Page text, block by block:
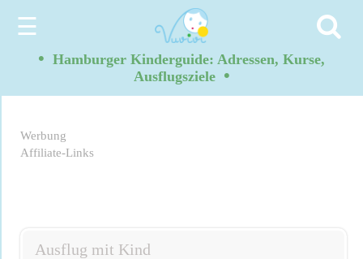
☰
• Hamburger Kinderguide: Adressen, Kurse,
Ausflugsziele •
Werbung
Affiliate-Links
Ausflug mit Kind